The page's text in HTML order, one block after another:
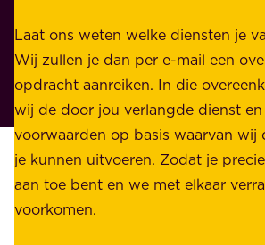
n
p
r
i
v
é
.
e
w
i
j
d
r
a
g
Laat ons weten welke diensten je
Wij zullen je dan per e-mail een
opdracht aanreiken. In die
wij de door jou verlangde dienst
voorwaarden op basis waarvan
je kunnen uitvoeren. Zodat je
aan toe bent en we met elkaar
voorkomen.